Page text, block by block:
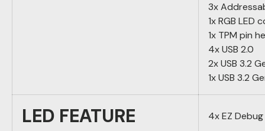
3x
1x RGB LED
1x TPM pin
4x USB 2.0
2x USB 3.2
1x USB 3.2
LED FEATURE 4x EZ Debug